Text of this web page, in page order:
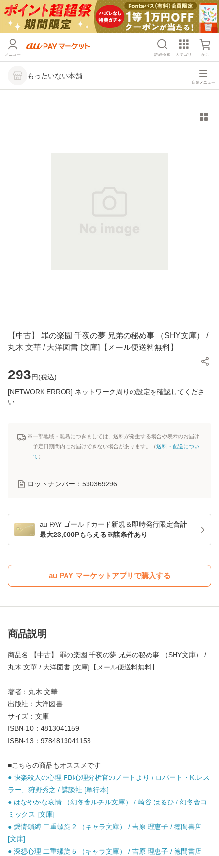
メニュー 詳細検索 カテゴリ かご
もったいない本舗
店舗メニュー
【中古】 罪の楽園 千夜の夢 兄弟の秘め事 （SHY文庫） /
丸木 文華 / 大洋図書 [文庫]【メール便送料無料】
293円(税込)
[NETWORK ERROR] ネットワーク周りの設定を確認してくださ
い
※一部地域・離島につきましては、送料が発生する場合や表示のお届け
予定日期間内にお届けできない場合があります。（送料・配送につい
て ）
ロットナンバー： 530369296
au PAY ゴールドカード新規＆即時発行限定合計
最大23,000Pもらえる※諸条件あり
au PAY マーケットアプリで購入する
商品説明
商品名:【中古】 罪の楽園 千夜の夢 兄弟の秘め事 （SHY文庫） /
丸木 文華 / 大洋図書 [文庫]【メール便送料無料】
著者：丸木 文華
出版社：大洋図書
サイズ：文庫
ISBN-10：4813041159
ISBN-13：9784813041153
■こちらの商品もオススメです
● 快楽殺人の心理 FBI心理分析官のノートより / ロバート・K.レス
ラー、狩野秀之 / 講談社 [単行本]
● はなやかな哀情 （幻冬舎ルチル文庫） / 崎谷 はるひ / 幻冬舎コ
ミックス [文庫]
● 愛情鎖縛 二重螺旋 2 （キャラ文庫） / 吉原 理恵子 / 徳間書店
[文庫]
● 深想心理 二重螺旋 5 （キャラ文庫） / 吉原 理恵子 / 徳間書店